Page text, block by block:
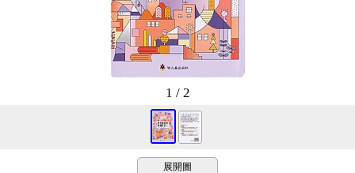
1 / 2
展開圖